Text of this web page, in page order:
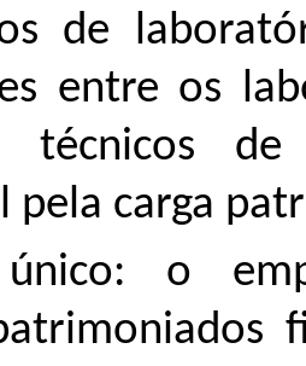
de
entre os
técnicos
pela carga
único: o